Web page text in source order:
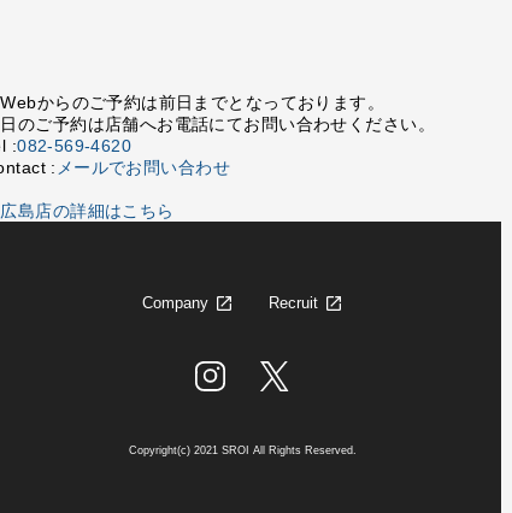
からのご予約は前日までとなっております。
のご予約は店舗へお電話にてお問い合わせください。
:082-569-4620
: メールでお問い合わせ
広島店の詳細はこちら
Company Recruit
Copyright(c) 2021 SROI All Rights Reserved.